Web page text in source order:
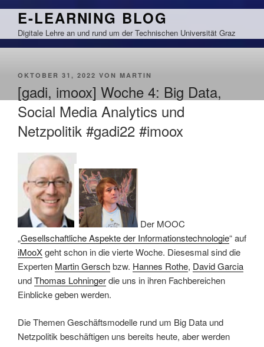
Zum
springen
E-LEARNING BLOG
Digitale Lehre an und rund um der Technischen Universität Graz
VERÖFFENTLICHT
OKTOBER 31, 2022 VON MARTIN
[gadi, imoox] Woche 4: Big Data,
Social Media Analytics und
Netzpolitik #gadi22 #imoox
Der MOOC
„Gesellschaftliche Aspekte der Informationstechnologie“ auf
iMooXgeht schon in die vierte Woche. Diesesmal sind die
Experten Martin Gerschbzw. Hannes Rothe, David Garcia
undThomas Lohningerdie uns in ihren Fachbereichen
Einblicke geben werden.
Die Themen Geschäftsmodelle rund um Big Data und
Netzpolitik beschäftigen uns bereits heute, aber werden